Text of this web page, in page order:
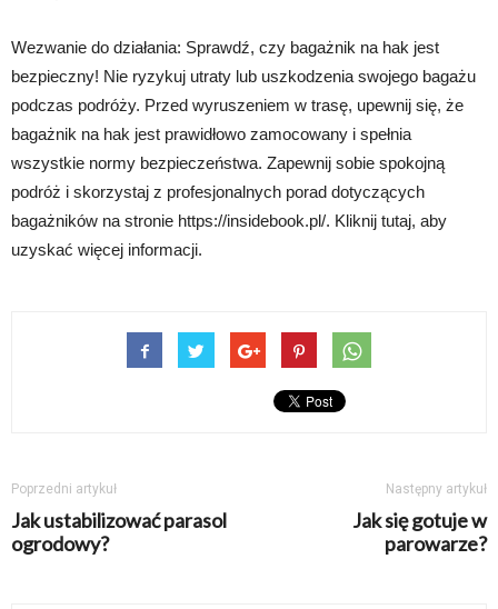
Wezwanie do działania: Sprawdź, czy bagażnik na hak jest
bezpieczny! Nie ryzykuj utraty lub uszkodzenia swojego bagażu
podczas podróży. Przed wyruszeniem w trasę, upewnij się, że
bagażnik na hak jest prawidłowo zamocowany i spełnia
wszystkie normy bezpieczeństwa. Zapewnij sobie spokojną
podróż i skorzystaj z profesjonalnych porad dotyczących
bagażników na stronie https://insidebook.pl/. Kliknij tutaj, aby
uzyskać więcej informacji.
Poprzedni artykuł
Jak ustabilizować parasol
ogrodowy?
Następny artykuł
Jak się gotuje w
parowarze?